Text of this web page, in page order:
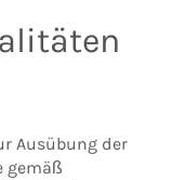
Ausübung der
gemäß